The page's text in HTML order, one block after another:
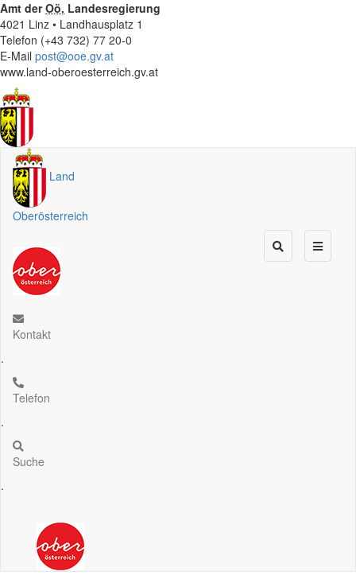
Amt derOö. Landesregierung
4021 Linz • Landhausplatz 1
Telefon (+43 732) 77 20-0
E-Mail post@ooe.gv.at
www.land-oberoesterreich.gv.at
Land
Oberösterreich
Kontakt
.
Telefon
.
Suche
.